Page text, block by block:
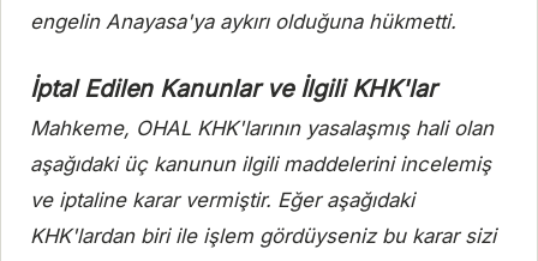
engelin Anayasa'ya aykırı olduğuna hükmetti.
İptal Edilen Kanunlar ve İlgili KHK'lar
Mahkeme, OHAL KHK'larının yasalaşmış hali olan
aşağıdaki üç kanunun ilgili maddelerini incelemiş
ve iptaline karar vermiştir. Eğer aşağıdaki
KHK'lardan biri ile işlem gördüyseniz bu karar sizi